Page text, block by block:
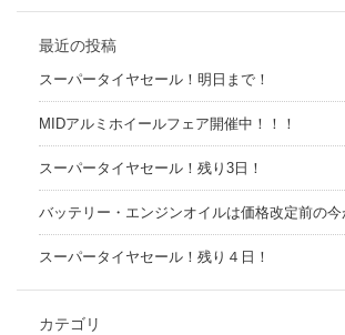
最近の投稿
スーパータイヤセール！明日まで！
MIDアルミホイールフェア開催中！！！
スーパータイヤセール！残り3日！
バッテリー・エンジンオイルは価格改定前の今
スーパータイヤセール！残り４日！
カテゴリ